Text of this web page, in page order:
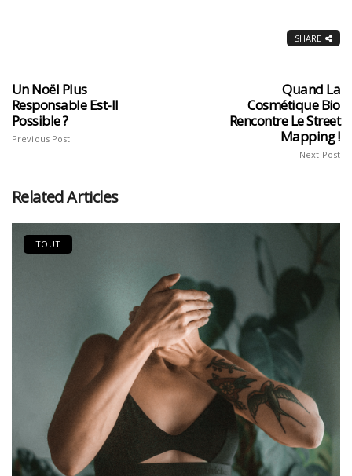
SHARE
Un Noël Plus
Responsable Est-Il
Possible ?
Previous Post
Quand La
Cosmétique Bio
Rencontre Le Street
Mapping !
Next Post
Related Articles
TOUT